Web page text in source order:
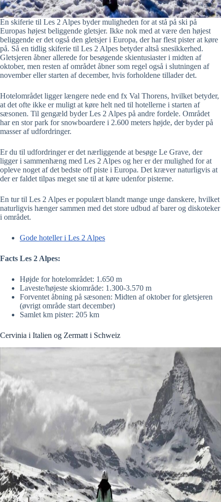
En skiferie til Les 2 Alpes byder muligheden for at stå på ski på
Europas højest beliggende gletsjer. Ikke nok med at være den højest
beliggende er det også den gletsjer i Europa, der har flest pister at køre
på. Så en tidlig skiferie til Les 2 Alpes betyder altså snesikkerhed.
Gletsjeren åbner allerede for besøgende skientusiaster i midten af
oktober, men resten af området åbner som regel også i slutningen af
november eller starten af december, hvis forholdene tillader det.
Hotelområdet ligger længere nede end fx Val Thorens, hvilket betyder,
at det ofte ikke er muligt at køre helt ned til hotellerne i starten af
sæsonen. Til gengæld byder Les 2 Alpes på andre fordele. Området
har en stor park for snowboardere i 2.600 meters højde, der byder på
masser af udfordringer.
Er du til udfordringer er det nærliggende at besøge Le Grave, der
ligger i sammenhæng med Les 2 Alpes og her er der mulighed for at
opleve noget af det bedste off piste i Europa. Det kræver naturligvis at
der er faldet tilpas meget sne til at køre udenfor pisterne.
En tur til Les 2 Alpes er populært blandt mange unge danskere, hvilket
naturligvis hænger sammen med det store udbud af barer og diskoteker
i området.
Gode hoteller i Les 2 Alpes
Facts Les 2 Alpes:
Højde for hotelområdet: 1.650 m
Laveste/højeste skiområde: 1.300-3.570 m
Forventet åbning på sæsonen: Midten af oktober for gletsjeren
(øvrigt område start december)
Samlet km pister: 205 km
Cervinia i Italien og Zermatt i Schweiz